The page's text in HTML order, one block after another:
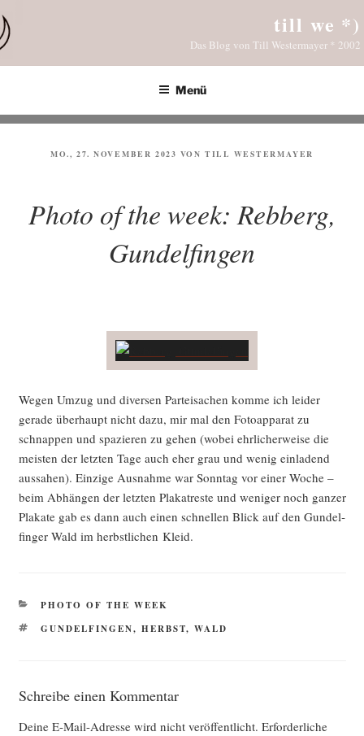
Inhalt
springen
till we *)
Das Blog von Till Westermayer * 2002
Menü
VERÖFFENTLICHT
MO., 27. NOVEMBER 2023 VON TILL WESTERMAYER
Photo of the week: Rebberg,
Gundelfingen
Wegen Umzug und diver­sen Par­tei­sa­chen kom­me ich lei­der
gera­de über­haupt nicht dazu, mir mal den Foto­ap­pa­rat zu
schnap­pen und spa­zie­ren zu gehen (wobei ehr­li­cher­wei­se die
meis­ten der letz­ten Tage auch eher grau und wenig ein­la­dend
aus­sa­hen). Ein­zi­ge Aus­nah­me war Sonn­tag vor einer Woche –
beim Abhän­gen der letz­ten Pla­kat­res­te und weni­ger noch gan­zer
Pla­ka­te gab es dann auch einen schnel­len Blick auf den Gun­del­
fin­ger Wald im herbst­li­chen Kleid.
KATEGORIEN
PHOTO OF THE WEEK
SCHLAGWÖRTER
GUNDELFINGEN, HERBST, WALD
Schreibe einen Kommentar
Deine E-Mail-Adresse wird nicht veröffentlicht. Erforderliche